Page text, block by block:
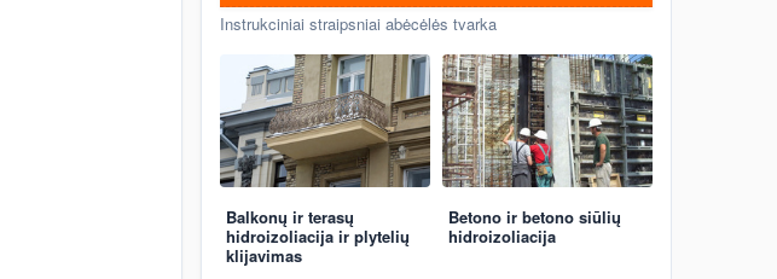
Instrukciniai straipsniai abėcėlės tvarka
Balkonų ir terasų
hidroizoliacija ir plytelių
klijavimas
Betono ir betono siūlių
hidroizoliacija